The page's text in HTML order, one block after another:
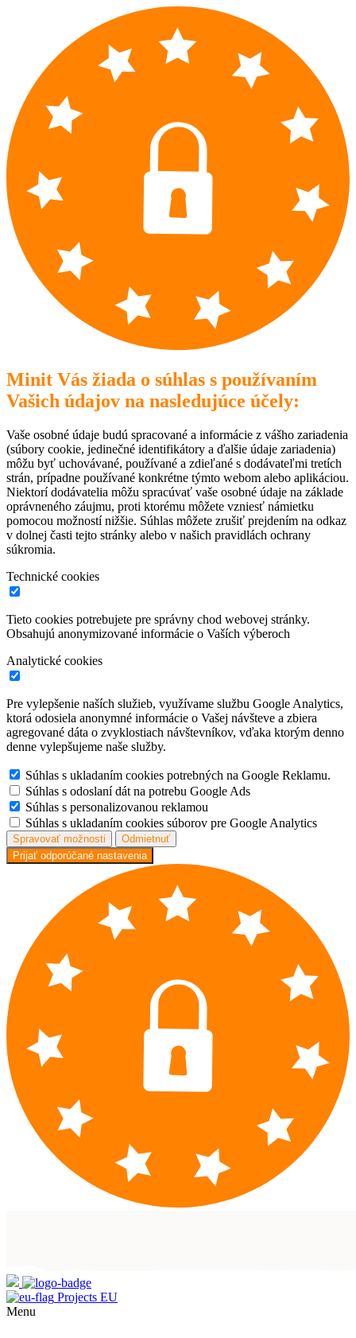
Minit Vás žiada o súhlas s používaním
Vašich údajov na nasledujúce účely:
Vaše osobné údaje budú spracované a informácie z vášho zariadenia
(súbory cookie, jedinečné identifikátory a ďalšie údaje zariadenia)
môžu byť uchovávané, používané a zdieľané s dodávateľmi tretích
strán, prípadne používané konkrétne týmto webom alebo aplikáciou.
Niektorí dodávatelia môžu spracúvať vaše osobné údaje na základe
oprávneného záujmu, proti ktorému môžete vzniesť námietku
pomocou možností nižšie. Súhlas môžete zrušiť prejdením na odkaz
v dolnej časti tejto stránky alebo v našich pravidlách ochrany
súkromia.
Technické cookies
Tieto cookies potrebujete pre správny chod webovej stránky.
Obsahujú anonymizované informácie o Vaších výberoch
Analytické cookies
Pre vylepšenie naších služieb, využívame službu Google Analytics,
ktorá odosiela anonymné informácie o Vašej návšteve a zbiera
agregované dáta o zvyklostiach návštevníkov, vďaka ktorým denno
denne vylepšujeme naše služby.
Súhlas s ukladaním cookies potrebných na Google Reklamu.
Súhlas s odoslaní dát na potrebu Google Ads
Súhlas s personalizovanou reklamou
Súhlas s ukladaním cookies súborov pre Google Analytics
Spravovať možnosti
Odmietnuť
Prijať odporúčané nastavenia
Projects EU
Menu